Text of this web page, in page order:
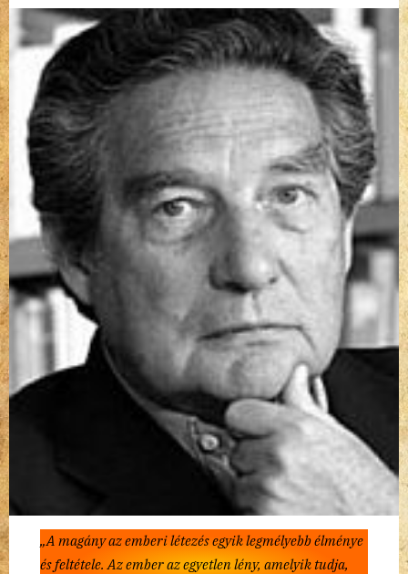
„A magány az emberi létezés egyik legmélyebb élménye
és feltétele. Az ember az egyetlen lény, amelyik tudja,